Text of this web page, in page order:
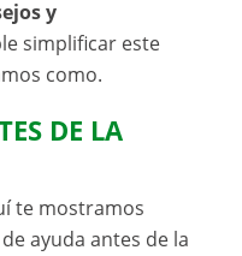
y
simplificar este
como.
DE LA
te mostramos
ayuda antes de la